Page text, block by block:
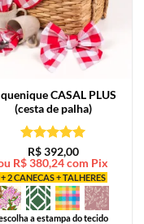
CASAL PLUS
(cesta de palha)
Avaliação5
de 5
R$392,00
R$380,24com Pix
+ 2 CANECAS + TALHERES
a estampa do tecido